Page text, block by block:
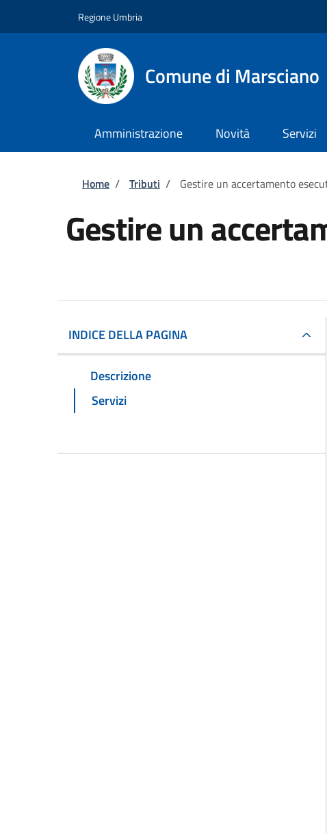
Regione Umbria
Comune di Marsciano
Amministrazione Novità Servizi
Briciole di pane
Home / Tributi / Gestire un accertamento
Gestire un
INDICE DELLA PAGINA
Descrizione
Servizi